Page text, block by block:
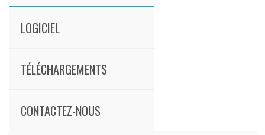
LOGICIEL
TÉLÉCHARGEMENTS
CONTACTEZ-NOUS